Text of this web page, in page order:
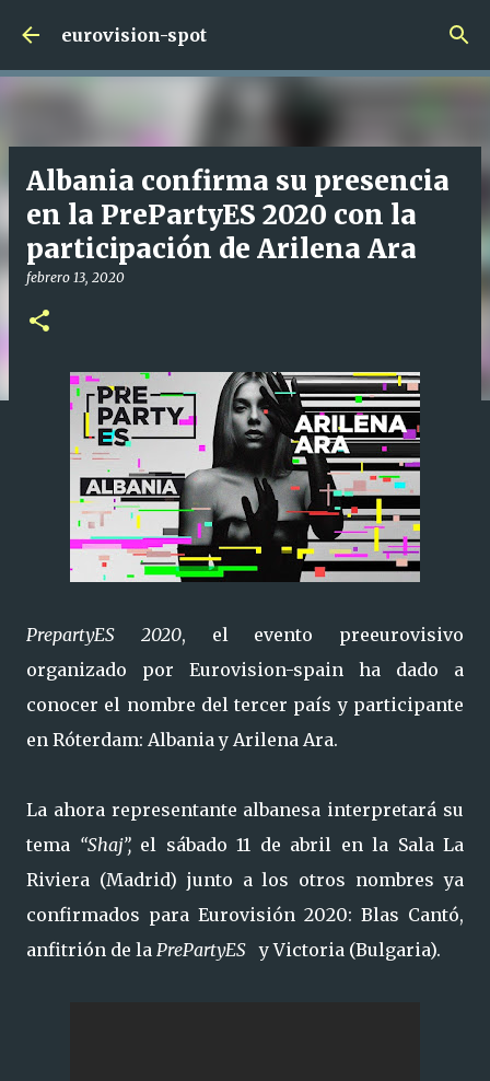
Ir al contenido principal
eurovision-spot
Albania confirma su presencia
en la PrePartyES 2020 con la
participación de Arilena Ara
febrero 13, 2020
PrepartyES 2020, el evento preeurovisivo
organizado por Eurovision-spain ha dado a
conocer el nombre del tercer país y participante
en Róterdam: Albania y Arilena Ara.
La ahora representante albanesa interpretará su
tema “Shaj”,el sábado 11 de abril en la Sala La
Riviera (Madrid) junto a los otros nombres ya
confirmados para Eurovisión 2020: Blas Cantó,
anfitrión de la PrePartyES y Victoria (Bulgaria).